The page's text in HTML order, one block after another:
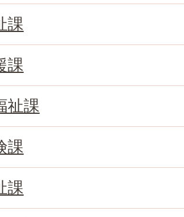
課
課
祉課
課
課